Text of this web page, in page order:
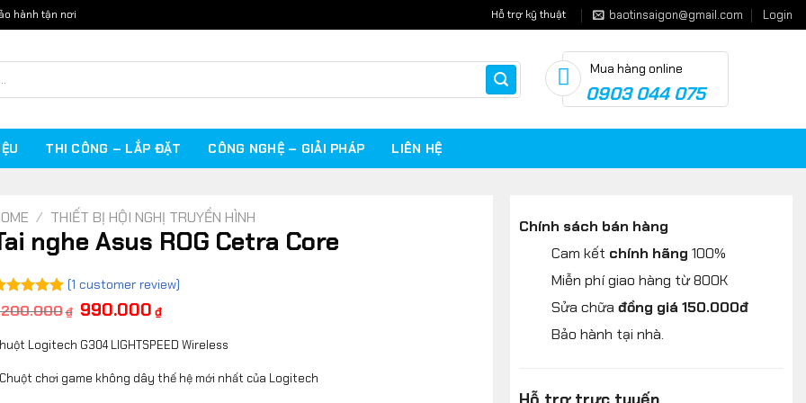
hành tận nơi Hỗ trợ kỹ thuật baotinsaigon@gmail.com Login
Mua hàng online
0903 044 075
THI CÔNG – LẮP ĐẶT CÔNG NGHỆ – GIẢI PHÁP LIÊN HỆ
/ THIẾT BỊ HỘI NGHỊ TRUYỀN HÌNH
nghe Asus ROG Cetra Core
5.00
of 5
(1 customer review)
₫ 990.000 ₫
Logitech G304 LIGHTSPEED Wireless
Chuột chơi game không dây thế hệ mới nhất của Logitech
Chính sách bán hàng
Cam kết chính hãng 100%
Miễn phí giao hàng từ 800K
Sửa chữađồng giá 150.000đ
Bảo hành tại nhà.